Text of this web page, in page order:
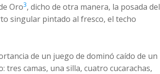
Oro3, dicho de otra manera, la posada del
singular pintado al fresco, el techo
de un juego de dominó caído de un
tres camas, una silla, cuatro cucarachas,